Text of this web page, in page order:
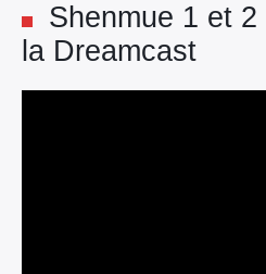
Shenmue 1 et
la Dreamcast